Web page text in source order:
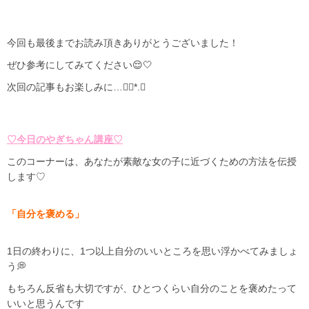
今回も最後までお読み頂きありがとうございました！
ぜひ参考にしてみてください😌🤍
次回の記事もお楽しみに…❁⃘*.ﾟ
♡今日のやぎちゃん講座♡
このコーナーは、あなたが素敵な女の子に近づくための方法を伝授
します♡
「自分を褒める」
1日の終わりに、1つ以上自分のいいところを思い浮かべてみましょ
う💭
もちろん反省も大切ですが、ひとつくらい自分のことを褒めたって
いいと思うんです